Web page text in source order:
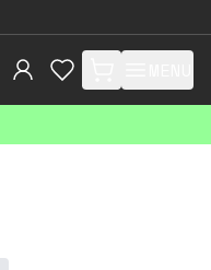
items in cart, view